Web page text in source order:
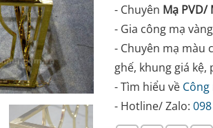
- Chuyên Mạ PVD/
- Gia công mạ
- Chuyên mạ màu
ghế, khung giá kệ,
- Tìm hiểu về Công
- Hotline/ Zalo: